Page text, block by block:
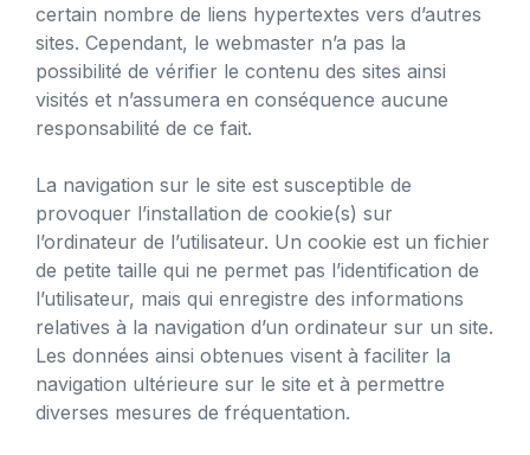
certain nombre de liens hypertextes vers d’autres
sites. Cependant, le webmaster n’a pas la
possibilité de vérifier le contenu des sites ainsi
visités et n’assumera en conséquence aucune
responsabilité de ce fait.
La navigation sur le site est susceptible de
provoquer l’installation de cookie(s) sur
l’ordinateur de l’utilisateur. Un cookie est un fichier
de petite taille qui ne permet pas l’identification de
l’utilisateur, mais qui enregistre des informations
relatives à la navigation d’un ordinateur sur un site.
Les données ainsi obtenues visent à faciliter la
navigation ultérieure sur le site et à permettre
diverses mesures de fréquentation.